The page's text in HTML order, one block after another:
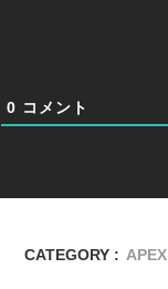
0 コメント
CATEGORY : APEX